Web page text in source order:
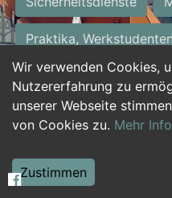
Wir verwenden Cookies,
Nutzererfahrung zu
unserer Webseite
von Cookies zu. Mehr
Zustimmen
Praktika,
Personalwesen
Hilfskräfte, Aushilfs-
Weiterbildung, Studium,